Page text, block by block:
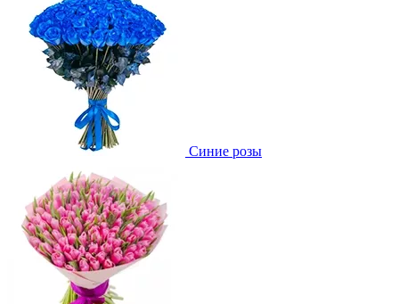
Синие розы